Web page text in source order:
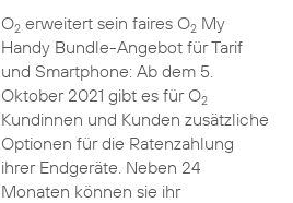
O2erweitert sein faires O2My
Handy Bundle-Angebot für Tarif
und Smartphone: Ab dem 5.
Oktober 2021 gibt es für O2
Kundinnen und Kunden zusätzliche
Optionen für die Ratenzahlung
ihrer Endgeräte. Neben 24
Monaten können sie ihr